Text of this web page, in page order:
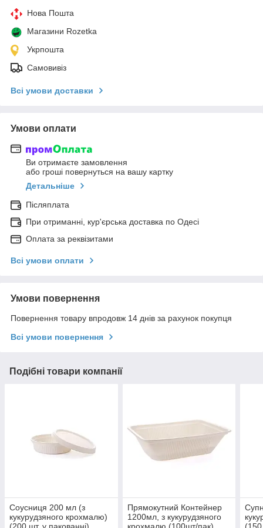
Нова Пошта
Магазини Rozetka
Укрпошта
Самовивіз
Всі умови доставки
Умови оплати
Ви отримаєте замовлення
або гроші повернуться на вашу картку
Детальніше
Післяплата
При отриманні, кур'єрська доставка по Одесі
Оплата за реквізитами
Всі умови оплати
Умови повернення
Повернення товару впродовж 14 днів за рахунок покупця
Всі умови повернення
Подібні товари компанії
Соусниця 200 мл (з
кукурудзяного крохмалю)
Прямокутний Контейнер
1200мл, з кукурудзяного